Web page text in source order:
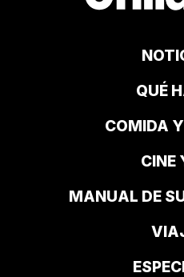
QUÉ
COMIDA
CINE
MANUAL DE